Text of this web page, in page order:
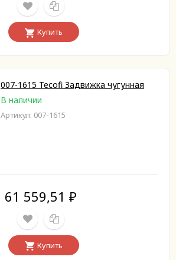
Купить
007-1615 Tecofi Задвижка чугунная
В наличии
Артикул: 007-1615
61 559,51 ₽
Купить